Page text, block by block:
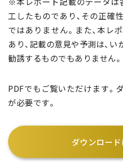
工したものであり、その正確
ではありません。また、本レ
あり、記載の意見や予測は、
勧誘するものでもありません。
PDFでもご覧いただけます。
が必要です。
ダウンロー